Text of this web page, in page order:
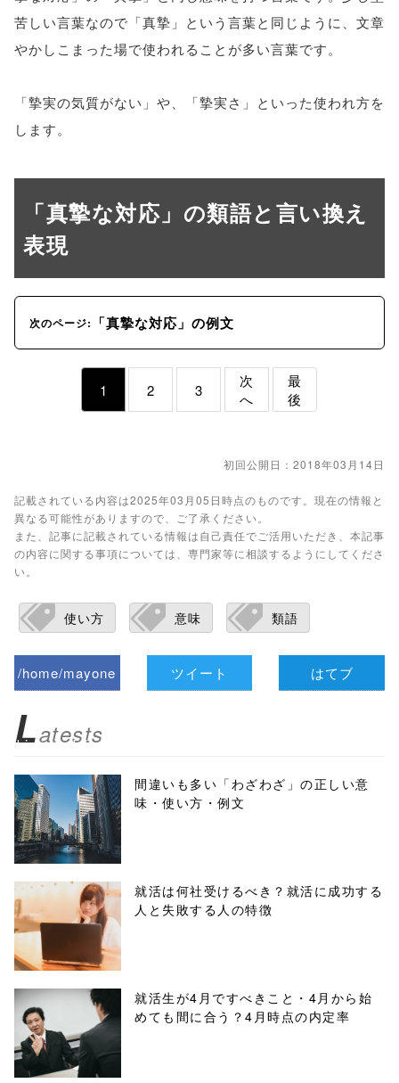
苦しい言葉なので「真摯」という言葉と同じように、文章
やかしこまった場で使われることが多い言葉です。
「摯実の気質がない」や、「摯実さ」といった使われ方を
します。
「真摯な対応」の類語と言い換え
表現
次のページ: 「真摯な対応」の例文
1 2 3
次
へ
最
後
初回公開日：2018年03月14日
記載されている内容は2025年03月05日時点のものです。現在の情報と
異なる可能性がありますので、ご了承ください。
また、記事に記載されている情報は自己責任でご活用いただき、本記事
の内容に関する事項については、専門家等に相談するようにしてくださ
い。
使い方 意味 類語
/home/mayone
biz.jp/public_ht
ml/wp-
content/themes
/tapbiz_theme/
parts/sns-
buttons.php on
line10
/1045127"
onclick="windo
w.open(this.hre
ツイート はてブ
Latests
間違いも多い「わざわざ」の正しい意
味・使い方・例文
就活は何社受けるべき？就活に成功する
人と失敗する人の特徴
就活生が4月ですべきこと・4月から始
めても間に合う？4月時点の内定率